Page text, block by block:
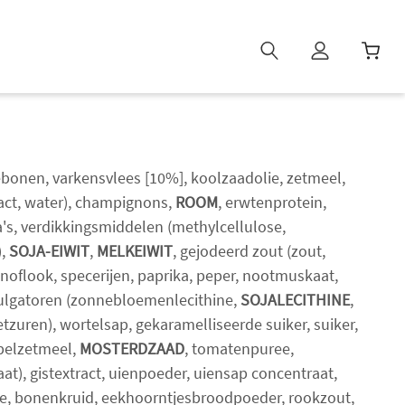
varkensvlees [10%], koolzaadolie, zetmeel,
water), champignons, ROOM, erwtenprotein,
verdikkingsmiddelen (methylcellulose,
SOJA-EIWIT, MELKEIWIT, gejodeerd zout (zout,
specerijen, paprika, peper, nootmuskaat,
(zonnebloemenlecithine, SOJALECITHINE,
wortelsap, gekaramelliseerde suiker, suiker,
MOSTERDZAAD, tomatenpuree,
gistextract, uienpoeder, uiensap concentraat,
bonenkruid, eekhoorntjesbroodpoeder, rookzout,